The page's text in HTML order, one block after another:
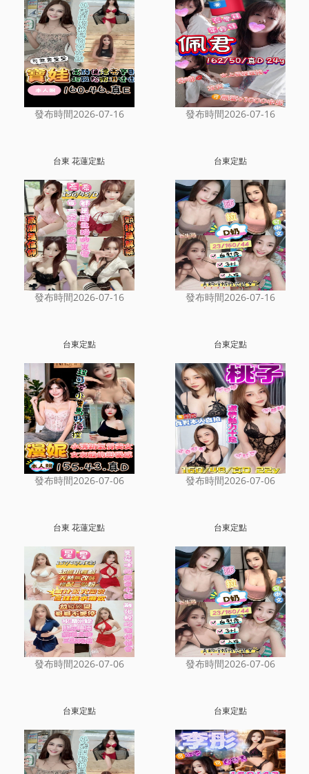
發布時間2026-07-16 發布時間2026-07-16
台東 花蓮定點
發布時間2026-07-16
台東定點
發布時間2026-07-16
台東定點
發布時間2026-07-06
台東定點
發布時間2026-07-06
台東 花蓮定點
發布時間2026-07-06
台東定點
發布時間2026-07-06
台東定點 台東定點